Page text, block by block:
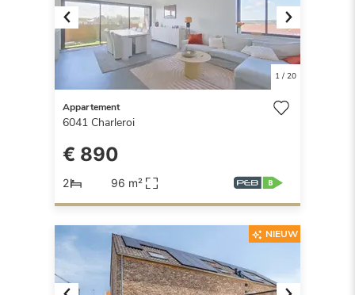
Previous Next
1/ 20
Appartement
6041 Charleroi
€ 890
2 96 m²
NIEUW